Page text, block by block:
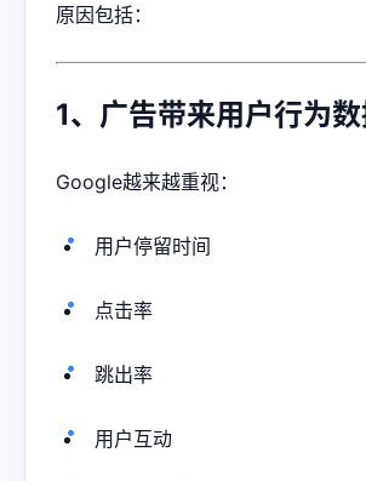
原因包括：
1、广告带来用户行为
Google越来越重视：
用户停留时间
点击率
跳出率
用户互动